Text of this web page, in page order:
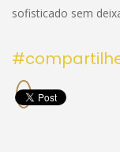
sofisticado sem